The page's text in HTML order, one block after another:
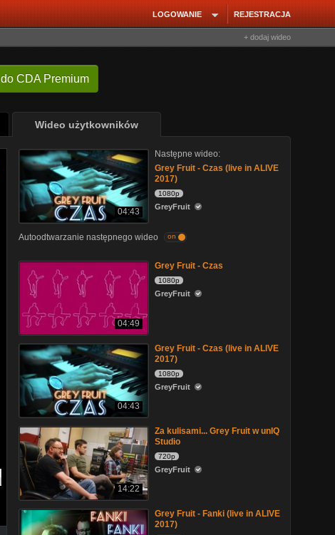
REJESTRACJA
LOGOWANIE
+ dodaj wideo
do CDA Premium
Wideo użytkowników
04:43
Następne wideo:
Grey Fruit - Czas (live in ALIVE
2017)
1080p
GreyFruit
Autoodtwarzanie następnego wideo on
04:49
Grey Fruit - Czas
1080p
GreyFruit
04:43
Grey Fruit - Czas (live in ALIVE
2017)
1080p
GreyFruit
14:22
Za kulisami... Grey Fruit w unIQ
Studio
720p
GreyFruit
Grey Fruit - Fanki (live in ALIVE
2017)